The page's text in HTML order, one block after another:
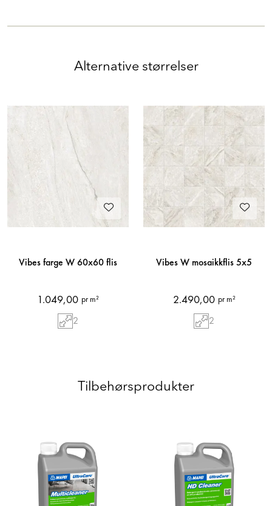
Alternative størrelser
Vibes farge W 60x60 flis
1.049,00 pr m²
2
Vibes W mosaikkflis 5x5
2.490,00 pr m²
2
Tilbehørsprodukter